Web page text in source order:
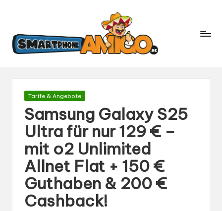
m
a
rt
in
der
Mobilfunk
Gepostet
Tarife & Angebote
Samsung Galaxy S25
Ultra für nur 129 € –
mit o2 Unlimited
Allnet Flat + 150 €
Guthaben & 200 €
Cashback!